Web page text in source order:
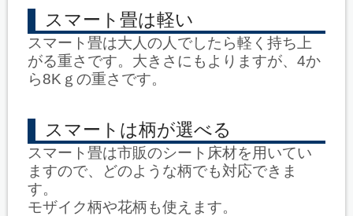
スマート畳は軽い
スマート畳は大人の人でしたら軽く持ち上
がる重さです。大きさにもよりますが、4か
ら8Kｇの重さです。
スマートは柄が選べる
スマート畳は市販のシート床材を用いてい
ますので、どのような柄でも対応できま
す。
モザイク柄や花柄も使えます。